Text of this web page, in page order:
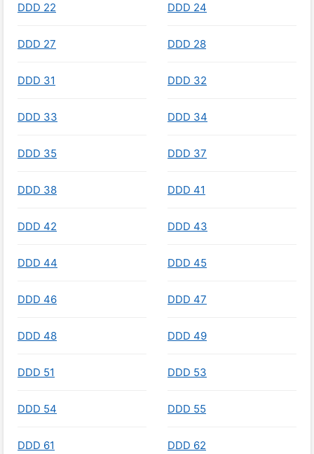
DDD 22 DDD 24
DDD 27 DDD 28
DDD 31 DDD 32
DDD 33 DDD 34
DDD 35 DDD 37
DDD 38 DDD 41
DDD 42 DDD 43
DDD 44 DDD 45
DDD 46 DDD 47
DDD 48 DDD 49
DDD 51 DDD 53
DDD 54 DDD 55
DDD 61 DDD 62